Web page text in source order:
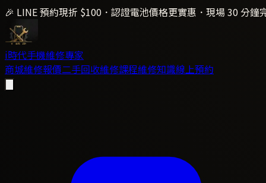
🎉 LINE 預約現折 $100．認證電池價格更實惠．現場 30 分鐘
i時代手機維修專家
商城維修報價二手回收維修課程維修知識線上預約